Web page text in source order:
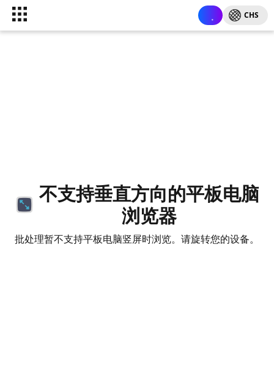
CHS
不支持垂直方向的平板电脑
浏览器
批处理暂不支持平板电脑竖屏时浏览。请旋转您的设备。